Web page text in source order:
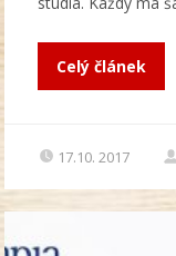
Celý článek
17.10. 2017